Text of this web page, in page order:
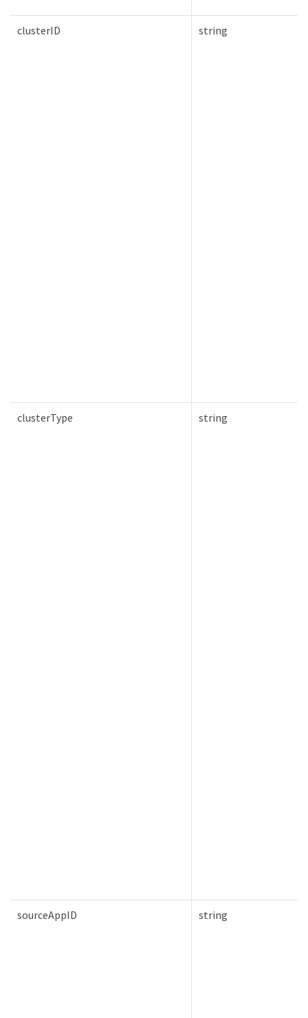
clusterID string
clusterType string
sourceAppID string